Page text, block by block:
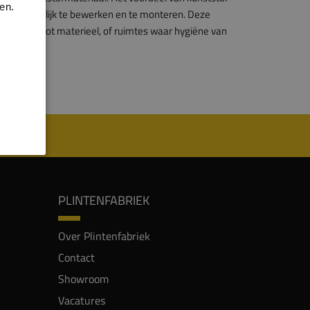
gemakkelijk te bewerken en te monteren. Deze
met groot materieel, of ruimtes waar hygiëne van
PLINTENFABRIEK
Over Plintenfabriek
Contact
Showroom
Vacatures